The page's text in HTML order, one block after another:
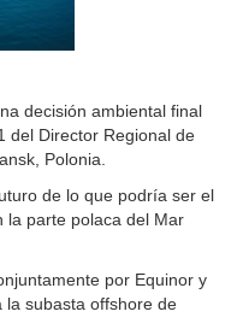
decisión ambiental final
del Director Regional de
Polonia.
de lo que podría ser el
la parte polaca del Mar
por Equinor y
la subasta offshore de